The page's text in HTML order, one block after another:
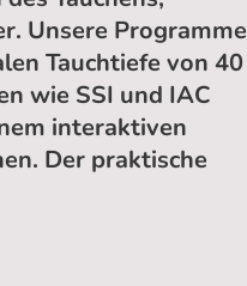
Unsere Programme
Tauchtiefe von 40
wie SSI und IAC
interaktiven
Der praktische